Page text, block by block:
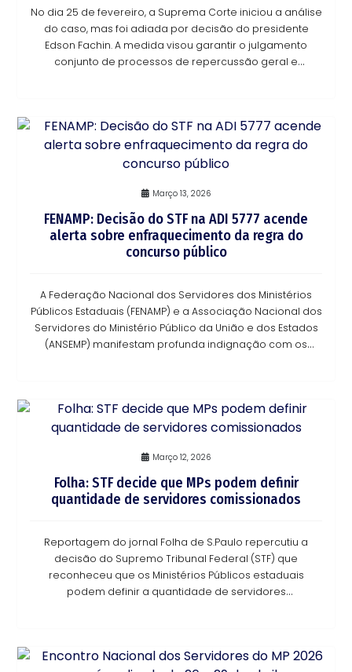
No dia 25 de fevereiro, a Suprema Corte iniciou a análise
do caso, mas foi adiada por decisão do presidente
Edson Fachin. A medida visou garantir o julgamento
conjunto de processos de repercussão geral e
Março 13, 2026
FENAMP: Decisão do STF na ADI 5777 acende
alerta sobre enfraquecimento da regra do
concurso público
A Federação Nacional dos Servidores dos Ministérios
Públicos Estaduais (FENAMP) e a Associação Nacional dos
Servidores do Ministério Público da União e dos Estados
(ANSEMP) manifestam profunda indignação com os
Março 12, 2026
Folha: STF decide que MPs podem definir
quantidade de servidores comissionados
Reportagem do jornal Folha de S.Paulo repercutiu a
decisão do Supremo Tribunal Federal (STF) que
reconheceu que os Ministérios Públicos estaduais
podem definir a quantidade de servidores